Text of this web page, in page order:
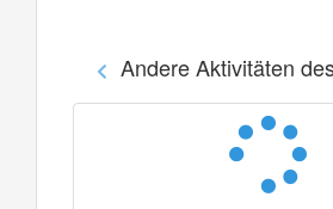
Andere Aktivitäten